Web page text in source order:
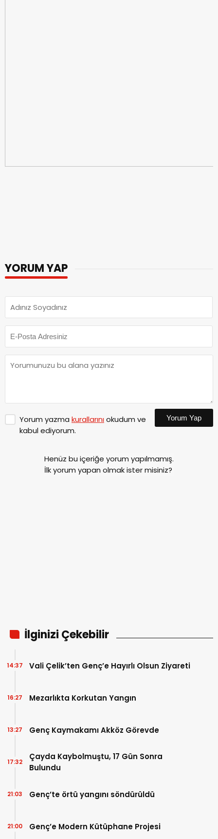
YORUM YAP
Yorum yazma kurallarınıokudum ve
kabul ediyorum.
Yorum Yap
Henüz bu içeriğe yorum yapılmamış.
İlk yorum yapan olmak ister misiniz?
İlginizi Çekebilir
Vali Çelik’ten Genç’e Hayırlı Olsun Ziyareti
14:37
Mezarlıkta Korkutan Yangın
16:27
Genç Kaymakamı Akköz Görevde
13:27
Çayda Kaybolmuştu, 17 Gün Sonra
Bulundu
17:32
Genç’te örtü yangını söndürüldü
21:03
Genç’e Modern Kütüphane Projesi
21:00